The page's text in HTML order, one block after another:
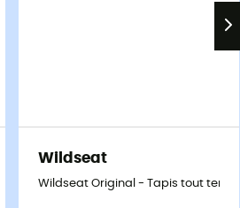
Wildseat
Wildseat Original - Tapis tout terrain